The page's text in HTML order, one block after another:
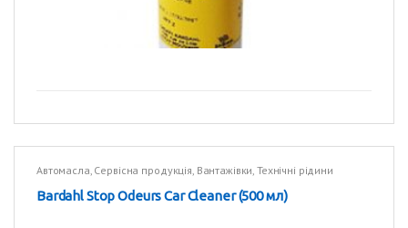
Автомасла Сервісна продукція Вантажівки ,Технічні рідини
Bardahl Stop Odeurs Car Cleaner (500 мл)